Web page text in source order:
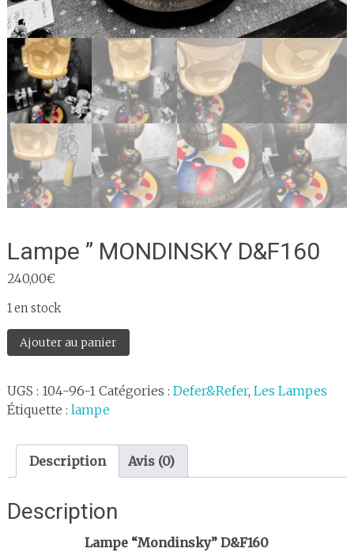
Lampe ” MONDINSKY D&F160
240,00€
1 en stock
quantité
de
"
MONDINSKY
Ajouter au panier
UGS : 104-96-1 Catégories : Defer&Refer, Les Lampes
Étiquette : lampe
Description Avis (0)
Description
Lampe “Mondinsky” D&F160